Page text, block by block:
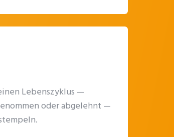
Lebenszyklus —
oder abgelehnt —